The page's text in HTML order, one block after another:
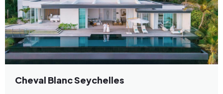
Cheval Blanc Seychelles